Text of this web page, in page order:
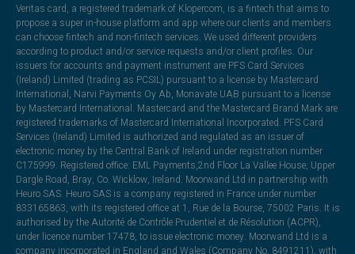
Veritas card, a registered trademark of Klopercom, is a fintech that aims to
propose a super in-house platform and app where our clients and members
can choose fintech and non-fintech services. We used different providers
according to product and/or service requests and/or client profiles. Our
issuers for accounts and payment instrument are PFS Card Services
(Ireland) Limited (trading as PCSIL) pursuant to a license by Mastercard
International, Narvi Payments Oy Ab, Monavate UAB pursuant to a license
by Mastercard International. Mastercard and the Mastercard Brand Mark are
registered trademarks of Mastercard International Incorporated. PFS Card
Services (Ireland) Limited is authorized and regulated as an issuer of
electronic money by the Central Bank of Ireland under registration number
C175999. Registered office: EML Payments,2nd Floor La Vallee House, Upper
Dargle Road, Bray, Co. Wicklow, Ireland. Moorwand Ltd in partnership with
Heuro SAS. Heuro SAS is a company registered in France under number
833165863, with its registered office at 1, Rue de la Bourse, 75002 Paris. It is
authorised by the Autorité de Contrôle Prudentiel et de Résolution (ACPR),
under licence number 17478, to issue electronic money. Moorwand Ltd is a
company incorporated in England and Wales (Company No. 8491211), with